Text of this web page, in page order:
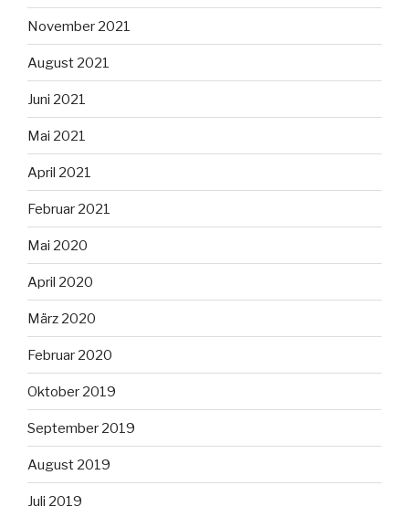
November 2021
August 2021
Juni 2021
Mai 2021
April 2021
Februar 2021
Mai 2020
April 2020
März 2020
Februar 2020
Oktober 2019
September 2019
August 2019
Juli 2019